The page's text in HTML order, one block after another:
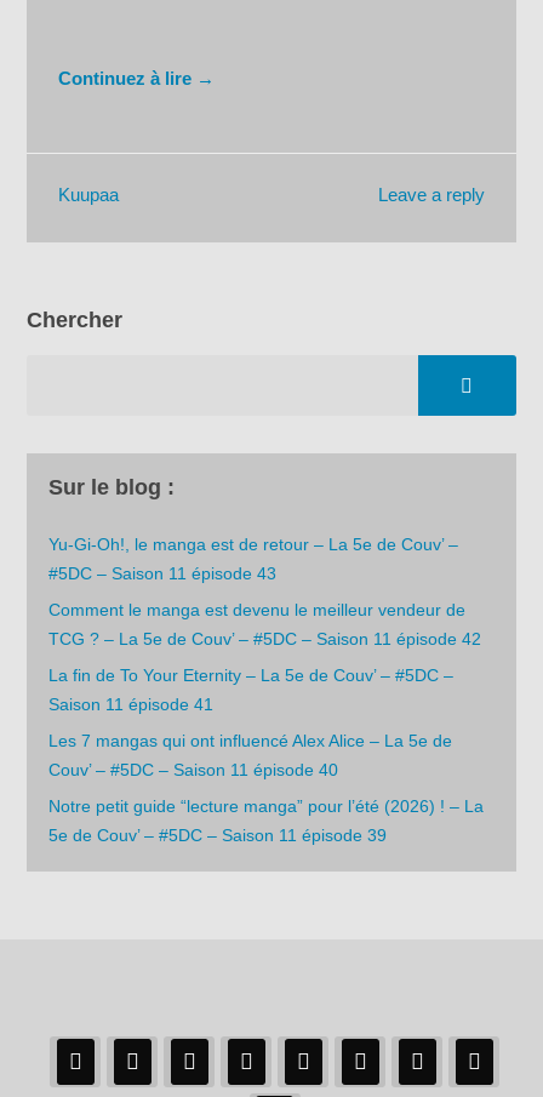
Continuez à lire →
Leave a reply
Kuupaa
Chercher
Sur le blog :
Yu-Gi-Oh!, le manga est de retour – La 5e de Couv’ –
#5DC – Saison 11 épisode 43
Comment le manga est devenu le meilleur vendeur de
TCG ? – La 5e de Couv’ – #5DC – Saison 11 épisode 42
La fin de To Your Eternity – La 5e de Couv’ – #5DC –
Saison 11 épisode 41
Les 7 mangas qui ont influencé Alex Alice – La 5e de
Couv’ – #5DC – Saison 11 épisode 40
Notre petit guide “lecture manga” pour l’été (2026) ! – La
5e de Couv’ – #5DC – Saison 11 épisode 39